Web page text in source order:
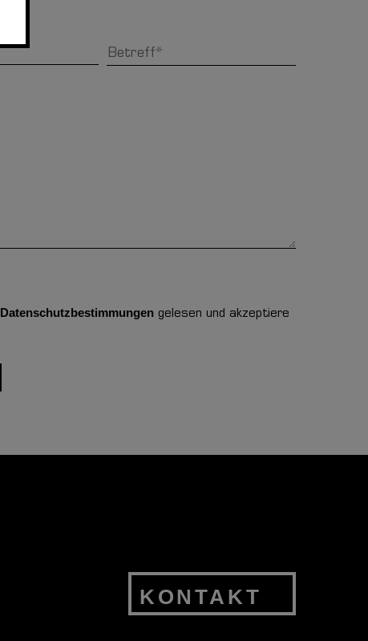
Datenschutzbestimmungen gelesen und akzeptiere
KONTAKT